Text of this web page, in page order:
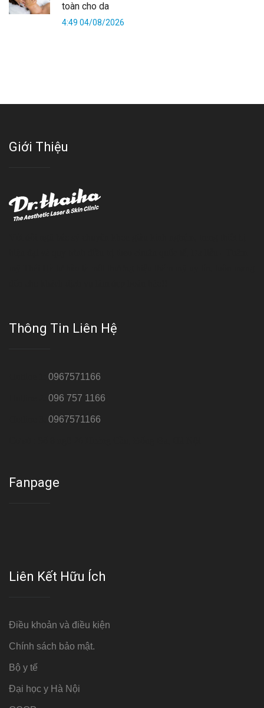
toàn cho da
4:49 04/08/2026
Giới Thiệu
Thông Tin Liên Hệ
0967571166
096 757 1166
0967571166
Fanpage
Liên Kết Hữu Ích
Điều khoản và điều kiện
Chính sách bảo mật.
Bộ y tế
Đại học y Hà Nội